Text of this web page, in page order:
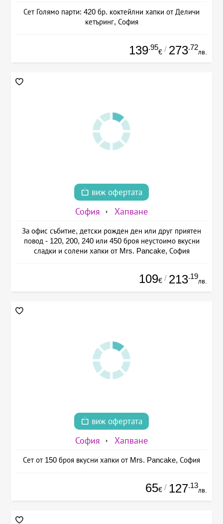
Сет Голямо парти: 420 бр. коктейлни хапки от Деличи
кетъринг, София
139.95
€ / 273.72
лв.
виж офертата
София Хапване
За офис събитие, детски рожден ден или друг приятен
повод - 120, 200, 240 или 450 броя неустоимо вкусни
сладки и солени хапки от Mrs. Pancake, София
109€ / 213.19
лв.
виж офертата
София Хапване
Сет от 150 броя вкусни хапки от Mrs. Pancake, София
65€ / 127.13
лв.